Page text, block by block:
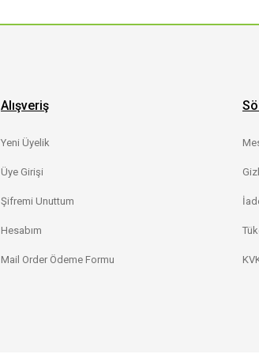
Alışveriş
Yeni Üyelik
Üye Girişi
Şifremi Unuttum
Hesabım
Mail Order Ödeme Formu